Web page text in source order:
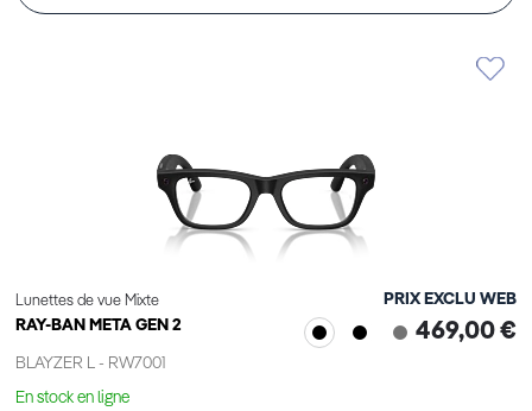
Lunettes de vue Mixte
RAY-BAN META GEN 2
BLAYZER L - RW7001
PRIX EXCLU WEB
469,00 €
En stock en ligne